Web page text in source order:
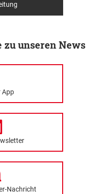
zu unseren News
App
Nachricht